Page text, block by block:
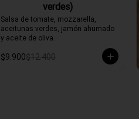
verdes)
Salsa de tomate, mozzarella,
aceitunas verdes, jamón ahumado
y aceite de oliva.
$9.900$12.400